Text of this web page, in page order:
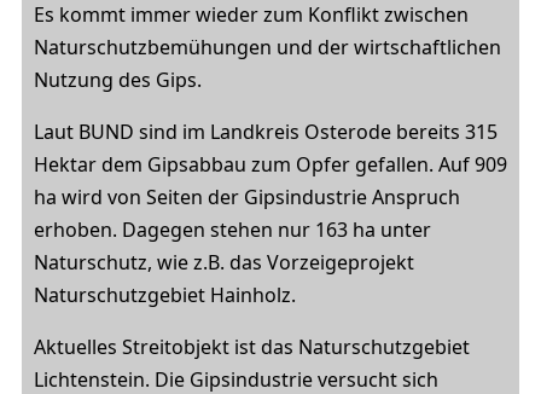
Es kommt immer wieder zum Konflikt zwischen
Naturschutzbemühungen und der wirtschaftlichen
Nutzung des Gips.
Laut BUND sind im Landkreis Osterode bereits 315
Hektar dem Gipsabbau zum Opfer gefallen. Auf 909
ha wird von Seiten der Gipsindustrie Anspruch
erhoben. Dagegen stehen nur 163 ha unter
Naturschutz, wie z.B. das Vorzeigeprojekt
Naturschutzgebiet Hainholz.
Aktuelles Streitobjekt ist das Naturschutzgebiet
Lichtenstein. Die Gipsindustrie versucht sich